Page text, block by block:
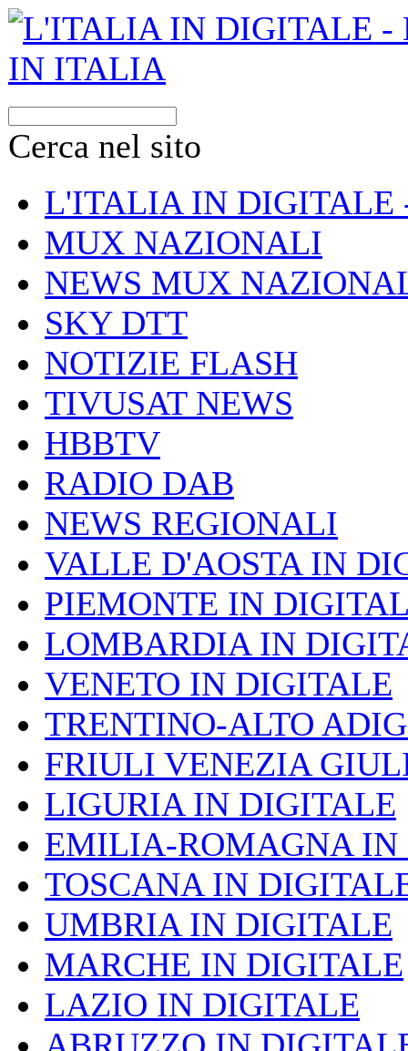
Cerca nel sito
L'ITALIA IN DIGITALE
MUX NAZIONALI
NEWS MUX
SKY DTT
NOTIZIE FLASH
TIVUSAT NEWS
HBBTV
RADIO DAB
NEWS REGIONALI
VALLE D'AOSTA IN
PIEMONTE IN
LOMBARDIA IN
VENETO IN DIGITALE
TRENTINO-ALTO
FRIULI VENEZIA
LIGURIA IN DIGITALE
EMILIA-ROMAGNA IN
TOSCANA IN
UMBRIA IN DIGITALE
MARCHE IN DIGITALE
LAZIO IN DIGITALE